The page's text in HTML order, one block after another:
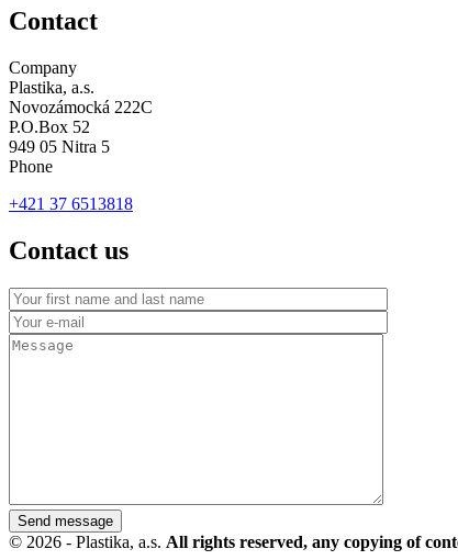
Contact
Company
Plastika, a.s.
Novozámocká 222C
P.O.Box 52
949 05 Nitra 5
Phone
+421 37 6513818
Contact us
Send message
© 2026 - Plastika, a.s. All rights reserved, any copying of